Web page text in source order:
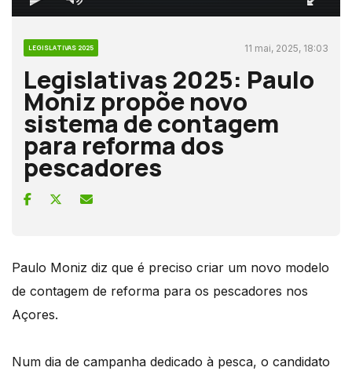
LEGISLATIVAS 2025 11 mai, 2025, 18:03
Legislativas 2025: Paulo
Moniz propõe novo
sistema de contagem
para reforma dos
pescadores
Paulo Moniz diz que é preciso criar um novo modelo
de contagem de reforma para os pescadores nos
Açores.
Num dia de campanha dedicado à pesca, o candidato